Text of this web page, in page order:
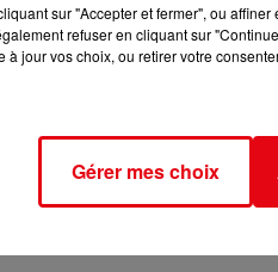
sur "Accepter et fermer", ou
refuser en cliquant sur
à jour vos choix, ou retirer votre
Gérer mes choix